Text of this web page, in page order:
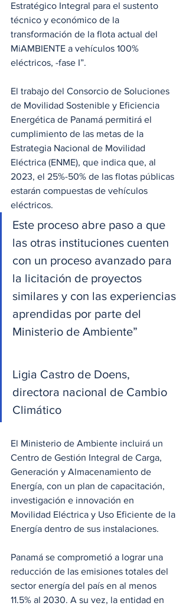
Estratégico Integral para el sustento
técnico y económico de la
transformación de la flota actual del
MiAMBIENTE a vehículos 100%
eléctricos, -fase I”.
El trabajo del Consorcio de Soluciones
de Movilidad Sostenible y Eficiencia
Energética de Panamá permitirá el
cumplimiento de las metas de la
Estrategia Nacional de Movilidad
Eléctrica (ENME), que indica que, al
2023, el 25%-50% de las flotas públicas
estarán compuestas de vehículos
eléctricos.
Este proceso abre paso a que
las otras instituciones cuenten
con un proceso avanzado para
la licitación de proyectos
similares y con las experiencias
aprendidas por parte del
Ministerio de Ambiente”
Ligia Castro de Doens,
directora nacional de Cambio
Climático
El Ministerio de Ambiente incluirá un
Centro de Gestión Integral de Carga,
Generación y Almacenamiento de
Energía, con un plan de capacitación,
investigación e innovación en
Movilidad Eléctrica y Uso Eficiente de la
Energía dentro de sus instalaciones.
Panamá se comprometió a lograr una
reducción de las emisiones totales del
sector energía del país en al menos
11.5% al 2030. A su vez, la entidad en